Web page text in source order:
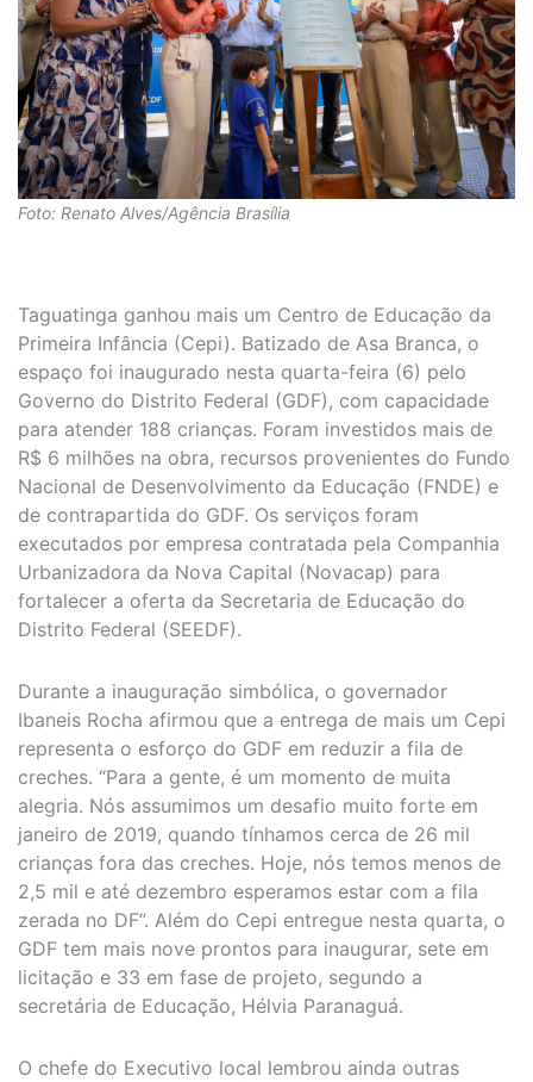
Foto: Renato Alves/Agência Brasília
Taguatinga ganhou mais um Centro de Educação da
Primeira Infância (Cepi). Batizado de Asa Branca, o
espaço foi inaugurado nesta quarta-feira (6) pelo
Governo do Distrito Federal (GDF), com capacidade
para atender 188 crianças. Foram investidos mais de
R$ 6 milhões na obra, recursos provenientes do Fundo
Nacional de Desenvolvimento da Educação (FNDE) e
de contrapartida do GDF. Os serviços foram
executados por empresa contratada pela Companhia
Urbanizadora da Nova Capital (Novacap) para
fortalecer a oferta da Secretaria de Educação do
Distrito Federal (SEEDF).
Durante a inauguração simbólica, o governador
Ibaneis Rocha afirmou que a entrega de mais um Cepi
representa o esforço do GDF em reduzir a fila de
creches. “Para a gente, é um momento de muita
alegria. Nós assumimos um desafio muito forte em
janeiro de 2019, quando tínhamos cerca de 26 mil
crianças fora das creches. Hoje, nós temos menos de
2,5 mil e até dezembro esperamos estar com a fila
zerada no DF”. Além do Cepi entregue nesta quarta, o
GDF tem mais nove prontos para inaugurar, sete em
licitação e 33 em fase de projeto, segundo a
secretária de Educação, Hélvia Paranaguá.
O chefe do Executivo local lembrou ainda outras